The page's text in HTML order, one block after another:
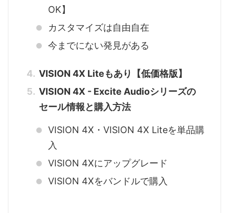
OK】
カスタマイズは自由自在
今までにない発見がある
VISION 4X Liteもあり【低価格版】
VISION 4X - Excite Audioシリーズの
セール情報と購入方法
VISION 4X・VISION 4X Liteを単品購
入
VISION 4Xにアップグレード
VISION 4Xをバンドルで購入